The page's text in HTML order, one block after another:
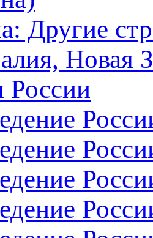
Другие
Новая
России